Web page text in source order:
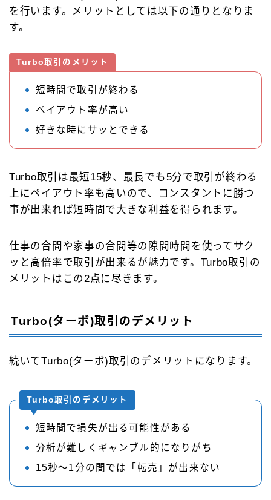
を行います。メリットとしては以下の通りとなりま
す。
Turbo取引のメリット
短時間で取引が終わる
ペイアウト率が高い
好きな時にサッとできる
Turbo取引は最短15秒、最長でも5分で取引が終わる
上にペイアウト率も高いので、コンスタントに勝つ
事が出来れば短時間で大きな利益を得られます。
仕事の合間や家事の合間等の隙間時間を使ってサク
ッと高倍率で取引が出来るが魅力です。Turbo取引の
メリットはこの2点に尽きます。
Turbo(ターボ)取引のデメリット
続いてTurbo(ターボ)取引のデメリットになります。
Turbo取引のデメリット
短時間で損失が出る可能性がある
分析が難しくギャンブル的になりがち
15秒～1分の間では「転売」が出来ない